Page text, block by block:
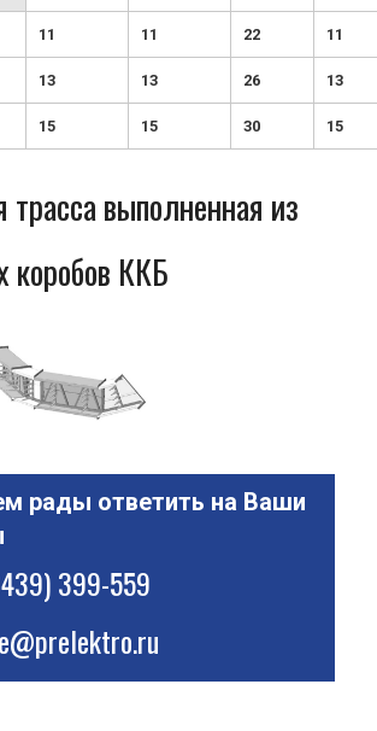
11 11 22 11
13 13 26 13
15 15 30 15
трасса выполненная из
коробов ККБ
рады ответить на Ваши
399-559